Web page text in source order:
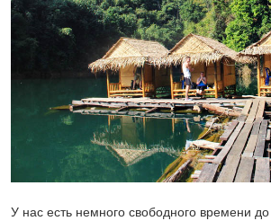
У нас есть немного свободного времени